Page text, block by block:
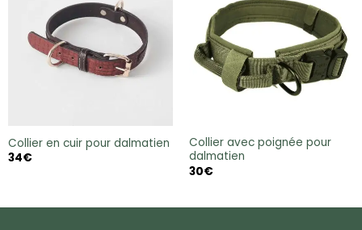
Collier en cuir pour dalmatien
34€
Collier avec poignée pour
dalmatien
30€